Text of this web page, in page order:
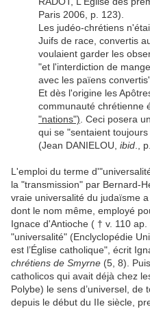
Paris 2006, p. 123).
Les judéo-chrétiens
Juifs de race, convertis
voulaient garder les
"et l'interdiction de
avec les païens
Et dès l'origine les
communauté chrétienne
"nations") . Ceci posera
qui se "sentaient
(Jean DANIELOU, ibid .,
L'emploi du terme
la "transmission" par Bernard-
vraie universalité du judaïsme
dont le nom même, employé
Ignace d'Antioche ( † v. 110
"universalité" (Enclyclopédie
est l’Église catholique" , écrit
chrétiens de Smyrne (5, 8) . Puis,
catholicos qui avait déjà chez
Polybe) le sens d’universel, de
depuis le début du IIe siècle,